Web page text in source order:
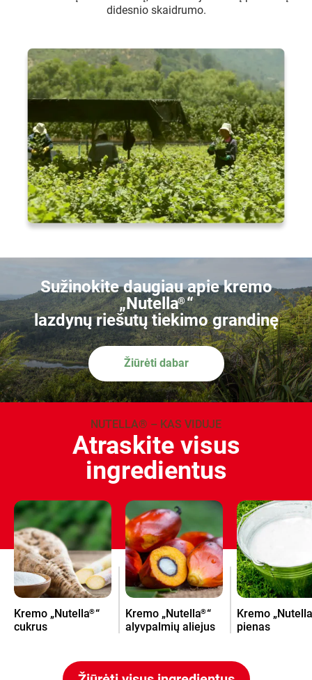
didesnio skaidrumo.
Sužinokite daugiau apie kremo
„Nutella®“
lazdynų riešutų tiekimo grandinę
Žiūrėti dabar
NUTELLA® – KAS VIDUJE
Atraskite visus
ingredientus
Kremo „Nutella®“
cukrus
Kremo „Nutella®“
alyvpalmių aliejus
Kremo „Nutella
pienas